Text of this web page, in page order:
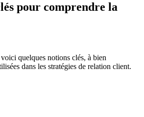
pour comprendre la
quelques notions clés, à bien
dans les stratégies de relation client.